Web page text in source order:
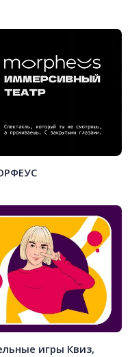
игры Квиз,